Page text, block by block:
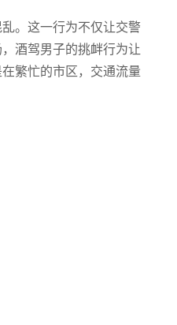
。这一行为不仅让交警
酒驾男子的挑衅行为让
繁忙的市区，交通流量